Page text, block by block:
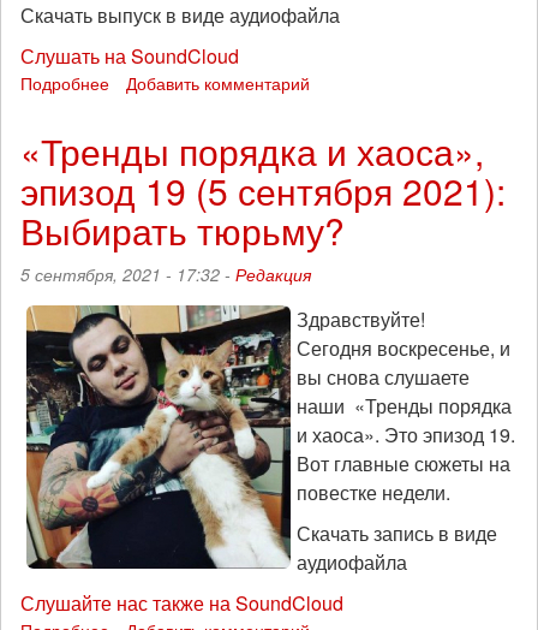
Скачать выпуск в виде аудиофайла
Слушать на SoundCloud
Подробнее
кандидаты
министр:
«Тренды
порядка
и
хаоса»,
эпизод
20
(11
сентября
2021):
Добавить комментарий
«Тренды порядка и хаоса»,
эпизод 19 (5 сентября 2021):
Выбирать тюрьму?
5 сентября, 2021 - 17:32 - Редакция
Здравствуйте!
Сегодня воскресенье, и
вы снова слушаете
наши «Тренды порядка
и хаоса». Это эпизод 19.
Вот главные сюжеты на
повестке недели.
Скачать запись в виде
аудиофайла
Слушайте нас также на SoundCloud